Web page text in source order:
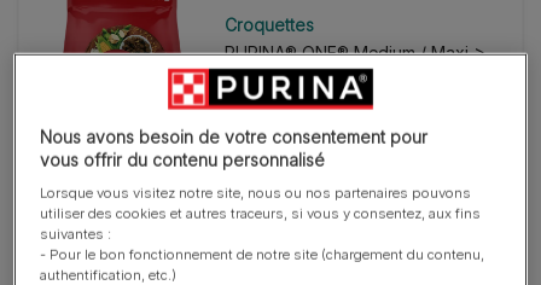
Croquettes
PURINA® ONE® Medium / Maxi >
10kg Croquettes pour chien adulte
Riche en Bœuf avec du Riz
Nous avons besoin de votre consentement pour
vous offrir du contenu personnalisé
Lorsque vous visitez notre site, nous ou nos partenaires pouvons
utiliser des cookies et autres traceurs, si vous y consentez, aux fins
suivantes :
- Pour le bon fonctionnement de notre site (chargement du contenu,
authentification, etc.)